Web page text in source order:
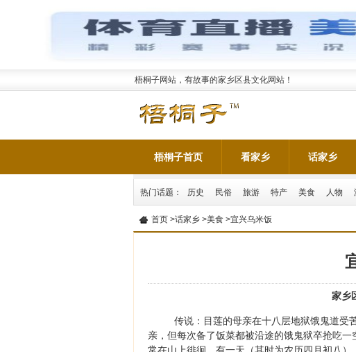
梧桐子网站，有故事的家乡区县文化网站！
梧桐子首页 看家乡 话家乡
热门话题： 历史 民俗 旅游 特产 美食 人物
首页 >话家乡 >美食 >宜兴乌米饭
家乡
传说：目莲的母亲在十八层地狱饿鬼道受
亲，但每次备了饭菜都被沿途的饿鬼狱卒抢吃